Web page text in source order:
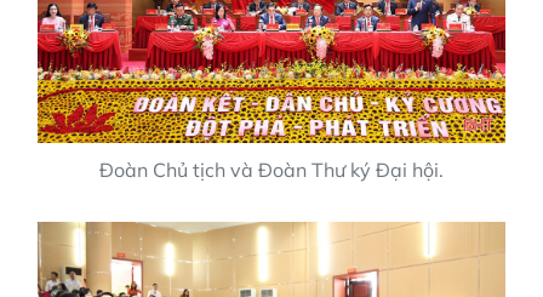
Đoàn Chủ tịch và Đoàn Thư ký Đại hội.